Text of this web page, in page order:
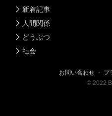
新着記事
人間関係
どうぶつ
社会
お問い合わせ ・ プ
© 2022